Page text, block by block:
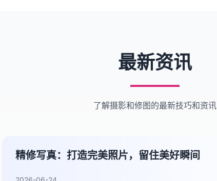
最新资讯
了解摄影和修图的最新技巧和资讯
精修写真：打造完美照片，留住美好瞬间